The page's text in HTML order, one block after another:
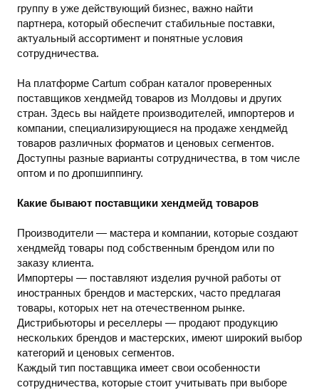
группу в уже действующий бизнес, важно найти
партнера, который обеспечит стабильные поставки,
актуальный ассортимент и понятные условия
сотрудничества.
На платформе Cartum собран каталог проверенных
поставщиков хендмейд товаров из Молдовы и других
стран. Здесь вы найдете производителей, импортеров и
компании, специализирующиеся на продаже хендмейд
товаров различных форматов и ценовых сегментов.
Доступны разные варианты сотрудничества, в том числе
оптом и по дропшиппингу.
Какие бывают поставщики хендмейд товаров
Производители — мастера и компании, которые создают
хендмейд товары под собственным брендом или по
заказу клиента.
Импортеры — поставляют изделия ручной работы от
иностранных брендов и мастерских, часто предлагая
товары, которых нет на отечественном рынке.
Дистрибьюторы и реселлеры — продают продукцию
нескольких брендов и мастерских, имеют широкий выбор
категорий и ценовых сегментов.
Каждый тип поставщика имеет свои особенности
сотрудничества, которые стоит учитывать при выборе